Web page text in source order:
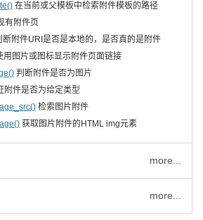
在当前或父模板中检索附件模板的路径
有附件页
断附件URI是否是本地的，是否真的是附件
用图片或图标显示附件页面链接
判断附件是否为图片
附件是否为给定类型
检索图片附件
获取图片附件的HTML img元素
more...
more...